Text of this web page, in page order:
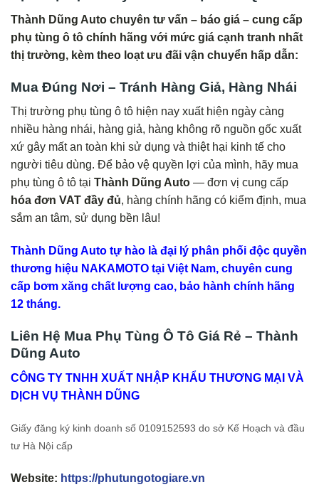
Thành Dũng Auto chuyên tư vấn – báo giá – cung cấp
phụ tùng ô tô chính hãng với mức giá cạnh tranh nhất
thị trường, kèm theo loạt ưu đãi vận chuyển hấp dẫn:
Mua Đúng Nơi – Tránh Hàng Giả, Hàng Nhái
Thị trường phụ tùng ô tô hiện nay xuất hiện ngày càng
nhiều hàng nhái, hàng giả, hàng không rõ nguồn gốc xuất
xứ gây mất an toàn khi sử dụng và thiệt hại kinh tế cho
người tiêu dùng. Để bảo vệ quyền lợi của mình, hãy mua
phụ tùng ô tô tại Thành Dũng Auto — đơn vị cung cấp
hóa đơn VAT đầy đủ, hàng chính hãng có kiểm định, mua
sắm an tâm, sử dụng bền lâu!
Thành Dũng Auto tự hào là đại lý phân phối độc quyền
thương hiệu NAKAMOTO tại Việt Nam, chuyên cung
cấp bơm xăng chất lượng cao, bảo hành chính hãng
12 tháng.
Liên Hệ Mua Phụ Tùng Ô Tô Giá Rẻ – Thành
Dũng Auto
CÔNG TY TNHH XUẤT NHẬP KHẨU THƯƠNG MẠI VÀ
DỊCH VỤ THÀNH DŨNG
Giấy đăng ký kinh doanh số 0109152593 do sở Kế Hoạch và đầu
tư Hà Nội cấp
Website: https://phutungotogiare.vn